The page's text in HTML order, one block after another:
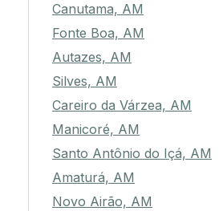
Canutama, AM
Fonte Boa, AM
Autazes, AM
Silves, AM
Careiro da Várzea, AM
Manicoré, AM
Santo Antônio do Içá, AM
Amaturá, AM
Novo Airão, AM